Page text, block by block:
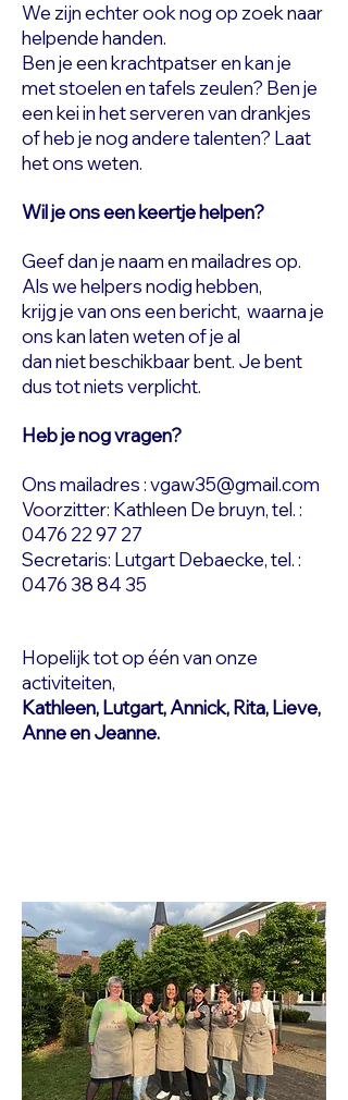
We zijn echter ook nog op zoek naar
helpende handen.
Ben je een krachtpatser en kan je
met stoelen en tafels zeulen? Ben je
een kei in het serveren van drankjes
of heb je nog andere talenten? Laat
het ons weten.
Wil je ons een keertje helpen?
Geef dan je naam en mailadres op.
Als we helpers nodig hebben,
krijg je van ons een bericht, waarna je
ons kan laten weten of je al
dan niet beschikbaar bent. Je bent
dus tot niets verplicht.
Heb je nog vragen?
Ons mailadres :vgaw35@gmail.com
Voorzitter: Kathleen De bruyn, tel. :
0476 22 97 27
Secretaris: Lutgart Debaecke, tel. :
0476 38 84 35
Hopelijk tot op één van onze
activiteiten,
Kathleen, Lutgart, Annick, Rita, Lieve,
Anne en Jeanne.